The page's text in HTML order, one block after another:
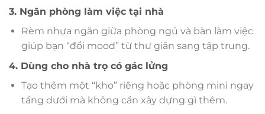
3. Ngăn phòng làm việc tại nhà
Rèm nhựa ngăn giữa phòng ngủ và bàn làm việc
giúp bạn “đổi mood” từ thư giãn sang tập trung.
4. Dùng cho nhà trọ có gác lửng
Tạo thêm một “kho” riêng hoặc phòng mini ngay
tầng dưới mà không cần xây dựng gì thêm.